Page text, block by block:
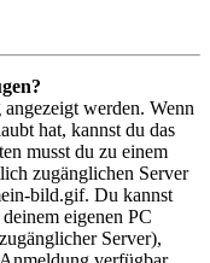
werden. Wenn
hat, kannst du das
musst du zu einem
zugänglichen Server
bild.gif. Du kannst
eigenen PC
Server),